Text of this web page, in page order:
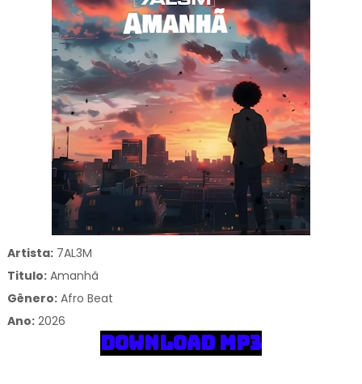
Artista:7AL3M
Titulo:Amanhã
Gênero: Afro Beat
Ano:2026
DOWNLOAD MP3